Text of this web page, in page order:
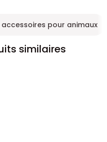
accessoires pour animaux
similaires